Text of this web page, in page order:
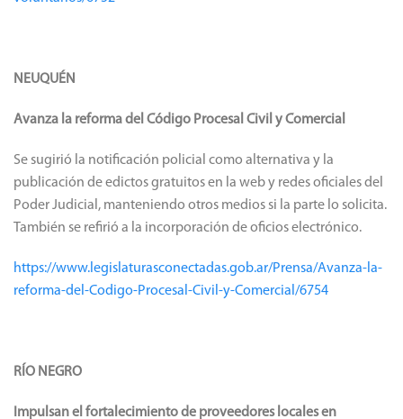
NEUQUÉN
Avanza la reforma del Código Procesal Civil y Comercial
Se sugirió la notificación policial como alternativa y la
publicación de edictos gratuitos en la web y redes oficiales del
Poder Judicial, manteniendo otros medios si la parte lo solicita.
También se refirió a la incorporación de oficios electrónico.
https://www.legislaturasconectadas.gob.ar/Prensa/Avanza-la-
reforma-del-Codigo-Procesal-Civil-y-Comercial/6754
RÍO NEGRO
Impulsan el fortalecimiento de proveedores locales en